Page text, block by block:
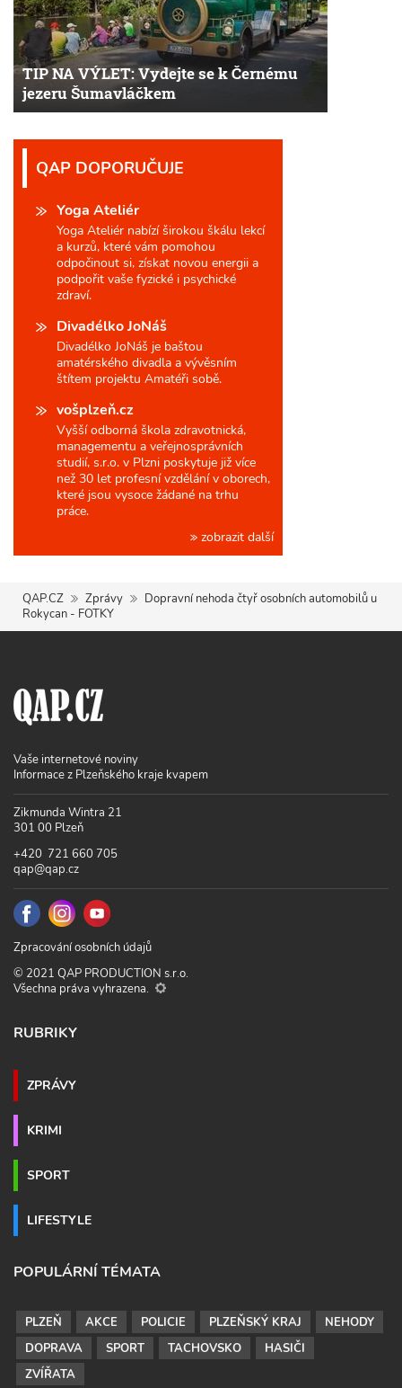
TIP NA VÝLET: Vydejte se k Černému
jezeru Šumavláčkem
QAP DOPORUČUJE
Yoga Ateliér
Yoga Ateliér nabízí širokou škálu lekcí
a kurzů, které vám pomohou
odpočinout si, získat novou energii a
podpořit vaše fyzické i psychické
zdraví.
Divadélko JoNáš
Divadélko JoNáš je baštou
amatérského divadla a vývěsním
štítem projektu Amatéři sobě.
vošplzeň.cz
Vyšší odborná škola zdravotnická,
managementu a veřejnosprávních
studií, s.r.o. v Plzni poskytuje již více
než 30 let profesní vzdělání v oborech,
které jsou vysoce žádané na trhu
práce.
zobrazit další
QAP.CZ Zprávy
Dopravní nehoda čtyř osobních automobilů u
Rokycan - FOTKY
Vaše internetové noviny
Informace z Plzeňského kraje kvapem
Zikmunda Wintra 21
301 00 Plzeň
+420 721 660 705
qap@qap.cz
Zpracování osobních údajů
© 2021 QAP PRODUCTION s.r.o.
Všechna práva vyhrazena.
RUBRIKY
ZPRÁVY
KRIMI
SPORT
LIFESTYLE
POPULÁRNÍ TÉMATA
PLZEŇ AKCE POLICIE PLZEŇSKÝ KRAJ
NEHODY
DOPRAVA
SPORT TACHOVSKO
HASIČI
ZVÍŘATA